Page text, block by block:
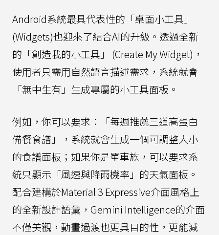
Android系統最具代表性的「桌面小工具」
(Widgets)也迎來了結合AI的升級。透過全新
的「創造我的小工具」 (Create My Widget)，
使用者只需用自然語言描述需求，系統就會
「無中生有」生成專屬的小工具面板。
例如，你可以要求：「每週推薦三道高蛋白
備餐食譜」，系統就會生成一個可調整大小
的食譜面板；如果你是單車族，可以要求系
統只顯示「風速與降雨機率」的天氣面板。
配合建構於Material 3 Expressive介面風格上
的全新設計語彙，Gemini Intelligence的介面
不僅美觀，動畫過渡也更具目的性，更能減